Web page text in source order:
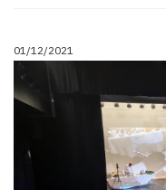
newsletter
del
Pallars
Contingut
Lo
01/12/2021